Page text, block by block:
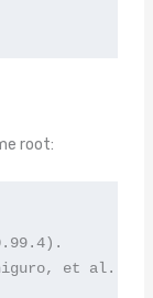
root:
et al.